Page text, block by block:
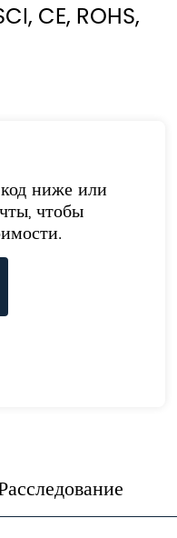
CE, ROHS,
ниже или
чтобы